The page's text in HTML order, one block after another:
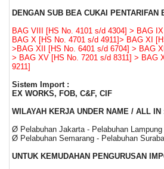
DENGAN SUB BEA CUKAI PENTARIFAN
BAG VIII [HS No. 4101 s/d 4304] > BAG
BAG X [HS No. 4701 s/d 4911]> BAG XI
>BAG XII [HS No. 6401 s/d 6704] > BAG
> BAG XV [HS No. 7201 s/d 8311] > BAG
9211]
Sistem Import :
EX WORKS, FOB, C&F, CIF
WILAYAH KERJA UNDER NAME / ALL IN
Ø Pelabuhan Jakarta - Pelabuhan Lampung
Ø Pelabuhan Semarang - Pelabuhan
UNTUK KEMUDAHAN PENGURUSAN